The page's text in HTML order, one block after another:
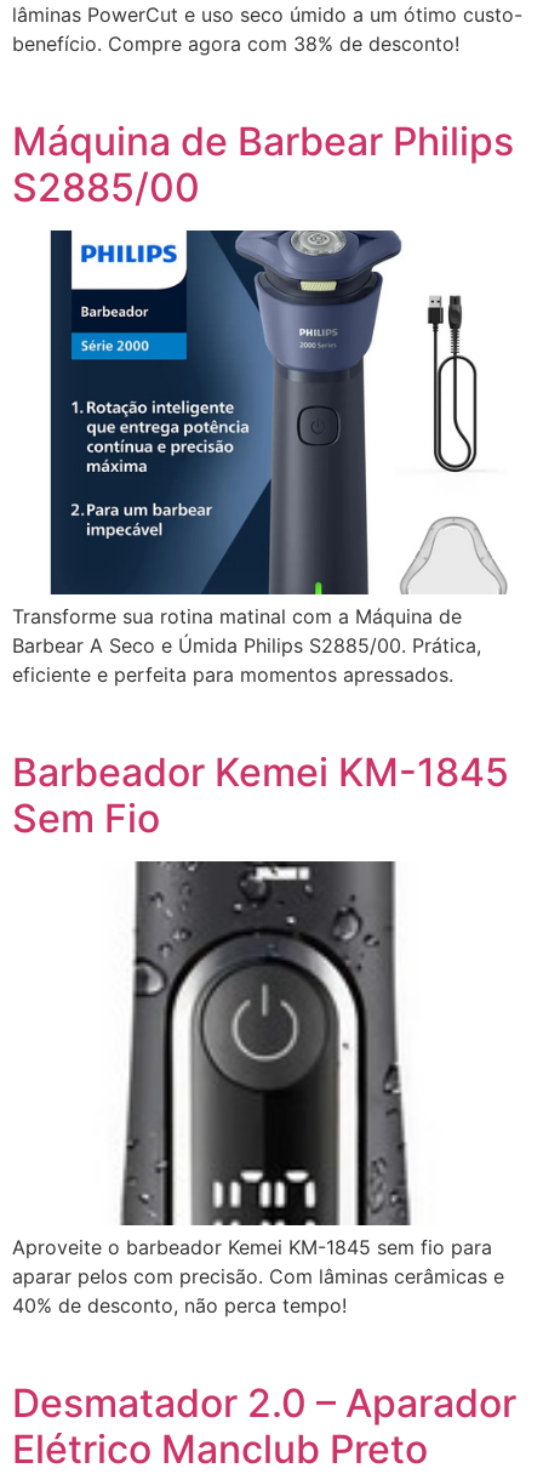
lâminas PowerCut e uso seco úmido a um ótimo custo-
benefício. Compre agora com 38% de desconto!
Máquina de Barbear Philips
S2885/00
Transforme sua rotina matinal com a Máquina de
Barbear A Seco e Úmida Philips S2885/00. Prática,
eficiente e perfeita para momentos apressados.
Barbeador Kemei KM-1845
Sem Fio
Aproveite o barbeador Kemei KM-1845 sem fio para
aparar pelos com precisão. Com lâminas cerâmicas e
40% de desconto, não perca tempo!
Desmatador 2.0 – Aparador
Elétrico Manclub Preto